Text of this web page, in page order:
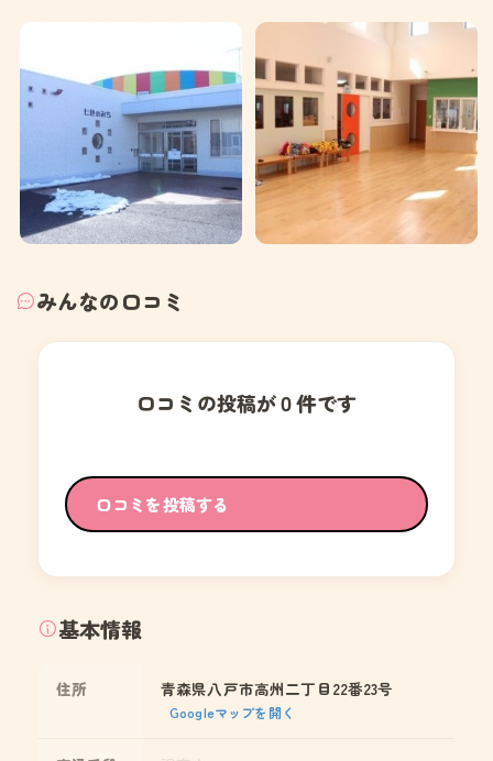
みんなの口コミ
口コミの投稿が０件です
口コミを投稿する
基本情報
住所 青森県八戸市高州二丁目22番23号
Googleマップを開く